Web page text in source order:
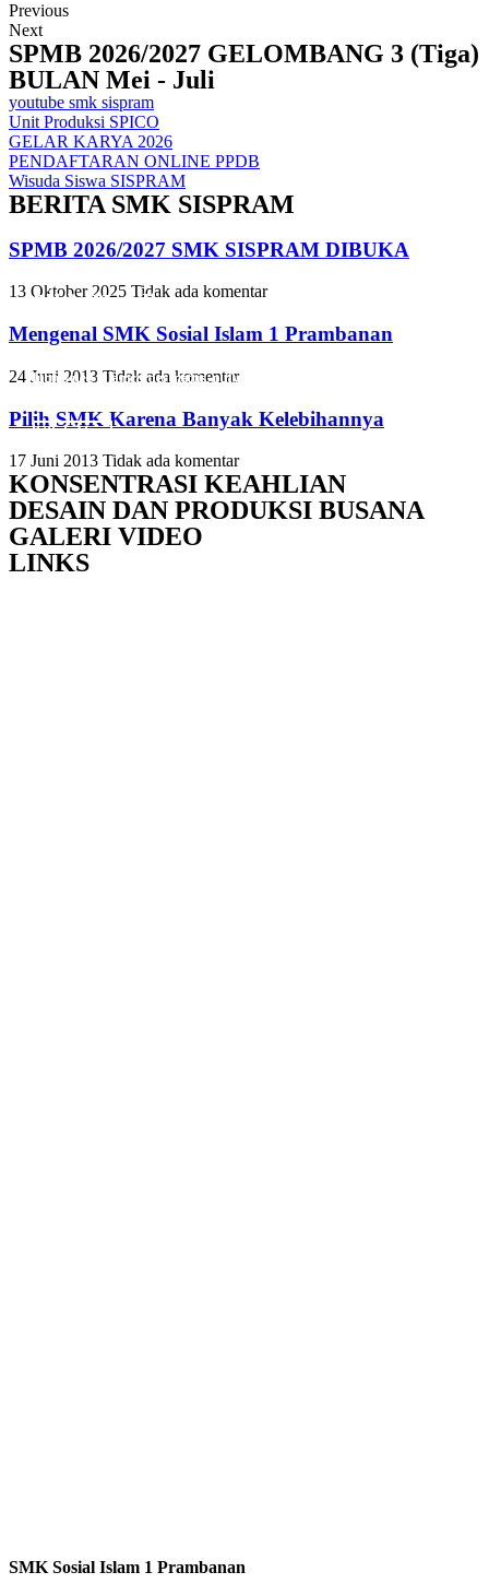
Slide Heading
luctus nec ullamcorper mattis, pulvinar dapibus leo.
Click Here
Slide Heading
luctus nec ullamcorper mattis, pulvinar dapibus leo.
Click Here
Slide Heading
luctus nec ullamcorper mattis, pulvinar dapibus leo.
Click Here
Previous
Next
SPMB 2026/2027 GELOMBANG 3 (Tiga)
BULAN Mei - Juli
youtube smk sispram
Unit Produksi SPICO
GELAR KARYA 2026
PENDAFTARAN ONLINE PPDB
Wisuda Siswa SISPRAM
BERITA SMK SISPRAM
SPMB 2026/2027 SMK SISPRAM DIBUKA
13 Oktober 2025 Tidak ada komentar
Mengenal SMK Sosial Islam 1 Prambanan
24 Juni 2013 Tidak ada komentar
Pilih SMK Karena Banyak Kelebihannya
17 Juni 2013 Tidak ada komentar
KONSENTRASI KEAHLIAN
DESAIN DAN PRODUKSI BUSANA
GALERI VIDEO
LINKS
SMK Sosial Islam 1 Prambanan